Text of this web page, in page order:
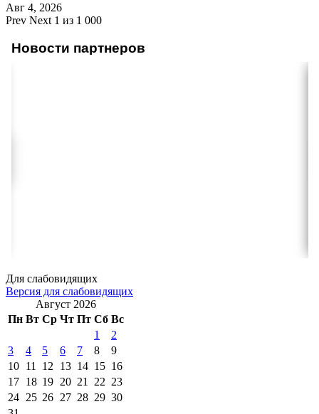
Авг 4, 2026
Prev Next 1 из 1 000
Новости партнеров
Для слабовидящих
Версия для слабовидящих
Август 2026
Пн Вт Ср Чт Пт Сб Вс
1
2
3
4 5 6 7 8
9
10 11 12 13 14 15 16
17 18 19 20 21 22 23
24 25 26 27 28 29 30